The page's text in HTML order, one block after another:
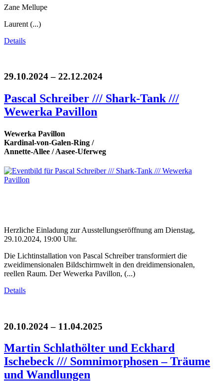
Zane Mellupe
Laurent (...)
Details
29.10.2024 – 22.12.2024
Pascal Schreiber /// Shark-Tank ///
Wewerka Pavillon
Wewerka Pavillon
Kardinal-von-Galen-Ring /
Annette-Allee / Aasee-Uferweg
Herzliche Einladung zur Ausstellungseröffnung am Dienstag,
29.10.2024, 19:00 Uhr.
Die Lichtinstallation von Pascal Schreiber transformiert die
zweidimensionalen Bildschirmwelt in den dreidimensionalen,
reellen Raum. Der Wewerka Pavillon, (...)
Details
20.10.2024 – 11.04.2025
Martin Schlathölter und Eckhard
Ischebeck /// Somnimorphosen – Träume
und Wandlungen